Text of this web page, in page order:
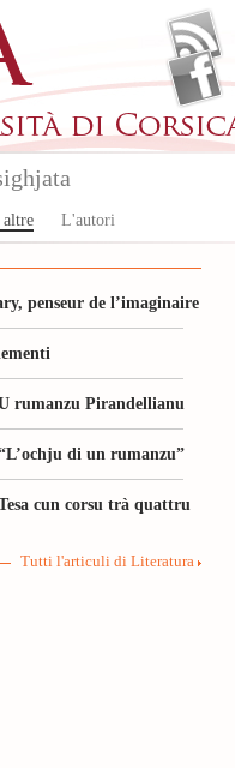
L'autori
penseur de l’imaginaire
rumanzu Pirandellianu
di un rumanzu”
cun corsu trà quattru
Tutti l'articuli di Literatura